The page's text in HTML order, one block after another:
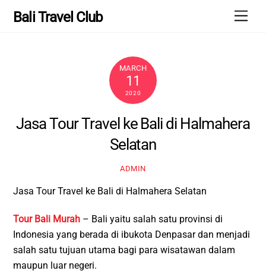
Bali Travel Club
MARCH
11
2020
Jasa Tour Travel ke Bali di Halmahera
Selatan
ADMIN
Jasa Tour Travel ke Bali di Halmahera Selatan
Tour Bali Murah – Bali yaitu salah satu provinsi di
Indonesia yang berada di ibukota Denpasar dan menjadi
salah satu tujuan utama bagi para wisatawan dalam
maupun luar negeri.